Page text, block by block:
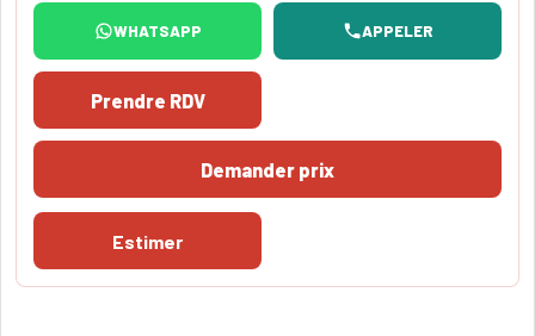
WHATSAPP APPELER
Prendre RDV
Demander prix
Estimer